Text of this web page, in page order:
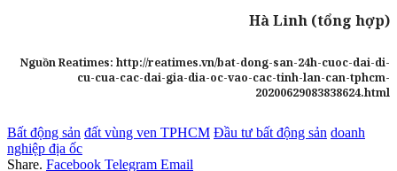
Hà Linh (tổng hợp)
Nguồn Reatimes: http://reatimes.vn/bat-dong-san-24h-cuoc-dai-di-
cu-cua-cac-dai-gia-dia-oc-vao-cac-tinh-lan-can-tphcm-
20200629083838624.html
Bất động sản đất vùng ven TPHCM Đầu tư bất động sản doanh
nghiệp địa ốc
Share. Facebook Telegram Email